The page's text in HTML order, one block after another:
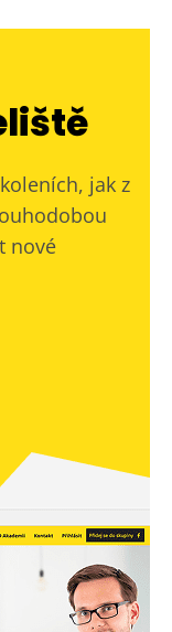
jak z
nové